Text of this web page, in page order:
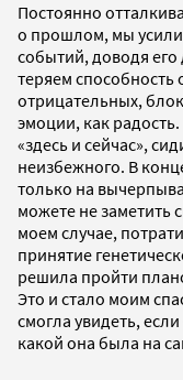
Постоянно
о прошлом, мы
событий, доводя
теряем способность
отрицательных,
эмоции, как
«здесь и сейчас»,
неизбежного. В
только на
можете не заметить
моем случае,
принятие
решила пройти
Это и стало моим
смогла увидеть,
какой она была на